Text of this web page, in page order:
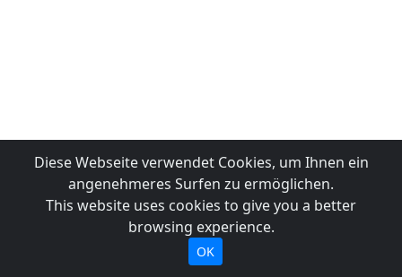
Diese Webseite verwendet Cookies, um Ihnen ein
angenehmeres Surfen zu ermöglichen.
This website uses cookies to give you a better
browsing experience.
OK